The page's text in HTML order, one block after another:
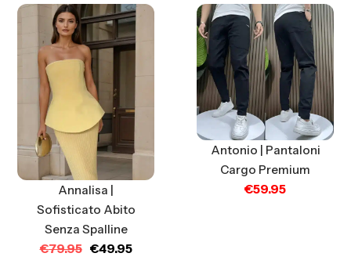
Annalisa |
Sofisticato Abito
Senza Spalline
€79.95 €49.95
Antonio | Pantaloni
Cargo Premium
€59.95